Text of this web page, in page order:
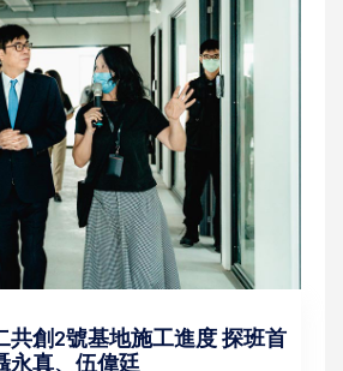
共創2號基地施工進度 探班首
永真、伍偉廷